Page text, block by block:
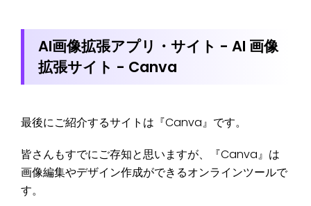
AI画像拡張アプリ・サイト - AI 画像
拡張サイト - Canva
最後にご紹介するサイトは『Canva』です。
皆さんもすでにご存知と思いますが、『Canva』は
画像編集やデザイン作成ができるオンラインツールで
す。